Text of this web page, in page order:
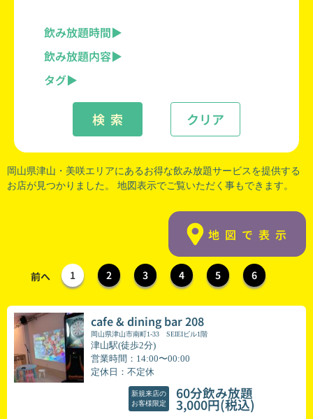
飲み放題時間
飲み放題内容
タグ
クリア
検 索
岡山県津山 ・ 美咲エリアにあるお得な飲み放題サービスを提供する
お店が見つかりました。 地図表示でご覧いただく事もできます。
地図で表示
前へ 1 2 3 4 5 6
cafe & dining bar 208
岡山県津山市南町1-33 SEIEIビル1階
津山駅(徒歩2分)
営業時間：14:00〜00:00
定休日：不定休
新規来店の
お客様限定
60分飲み放題
3,000円(税込)